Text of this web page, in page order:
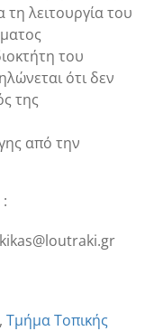
λειτουργία του
του
ότι δεν
της
από την
, Τμήμα Τοπικής